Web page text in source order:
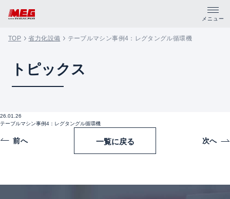
メニュー
トップ
製品・サポート
採用情報
TOP 省力化設備 テーブルマシン事例4：レグタングル循環機
トピックス
26.01.26
テーブルマシン事例4：レグタングル循環機
前へ 一覧に戻る 次へ